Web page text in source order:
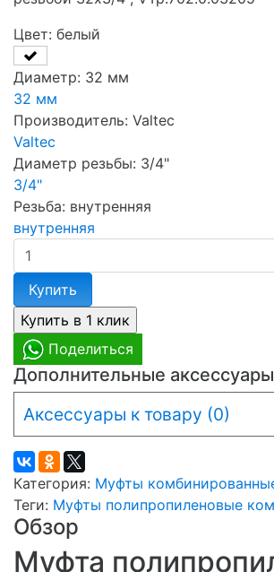
Цвет: белый
Диаметр: 32 мм
32 мм
Производитель: Valtec
Valtec
Диаметр резьбы: 3/4"
3/4"
Резьба: внутренняя
внутренняя
Купить
Поделиться
Дополнительные
Аксессуары к товару (0)
Категория: Муфты
Теги: Муфты полипропиленовые
Обзор
Муфта